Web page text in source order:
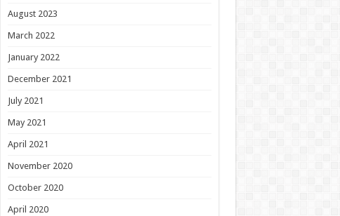
August 2023
March 2022
January 2022
December 2021
July 2021
May 2021
April 2021
November 2020
October 2020
April 2020